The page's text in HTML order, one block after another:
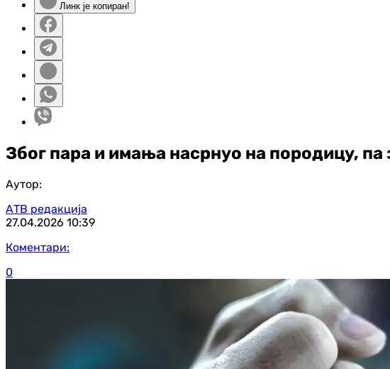
Линк је копиран!
Због пара и имања насрнуо на породицу,
Аутор:
АТВ редакција
27.04.2026 10:39
Коментари:
0